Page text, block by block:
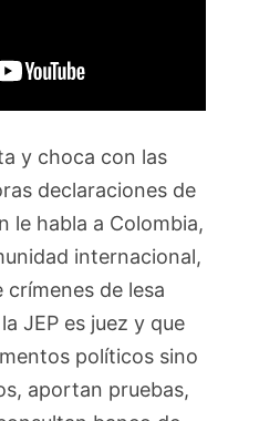
y choca con las
declaraciones de
le habla a Colombia,
internacional,
de lesa
JEP es juez y que
políticos sino
aportan pruebas,